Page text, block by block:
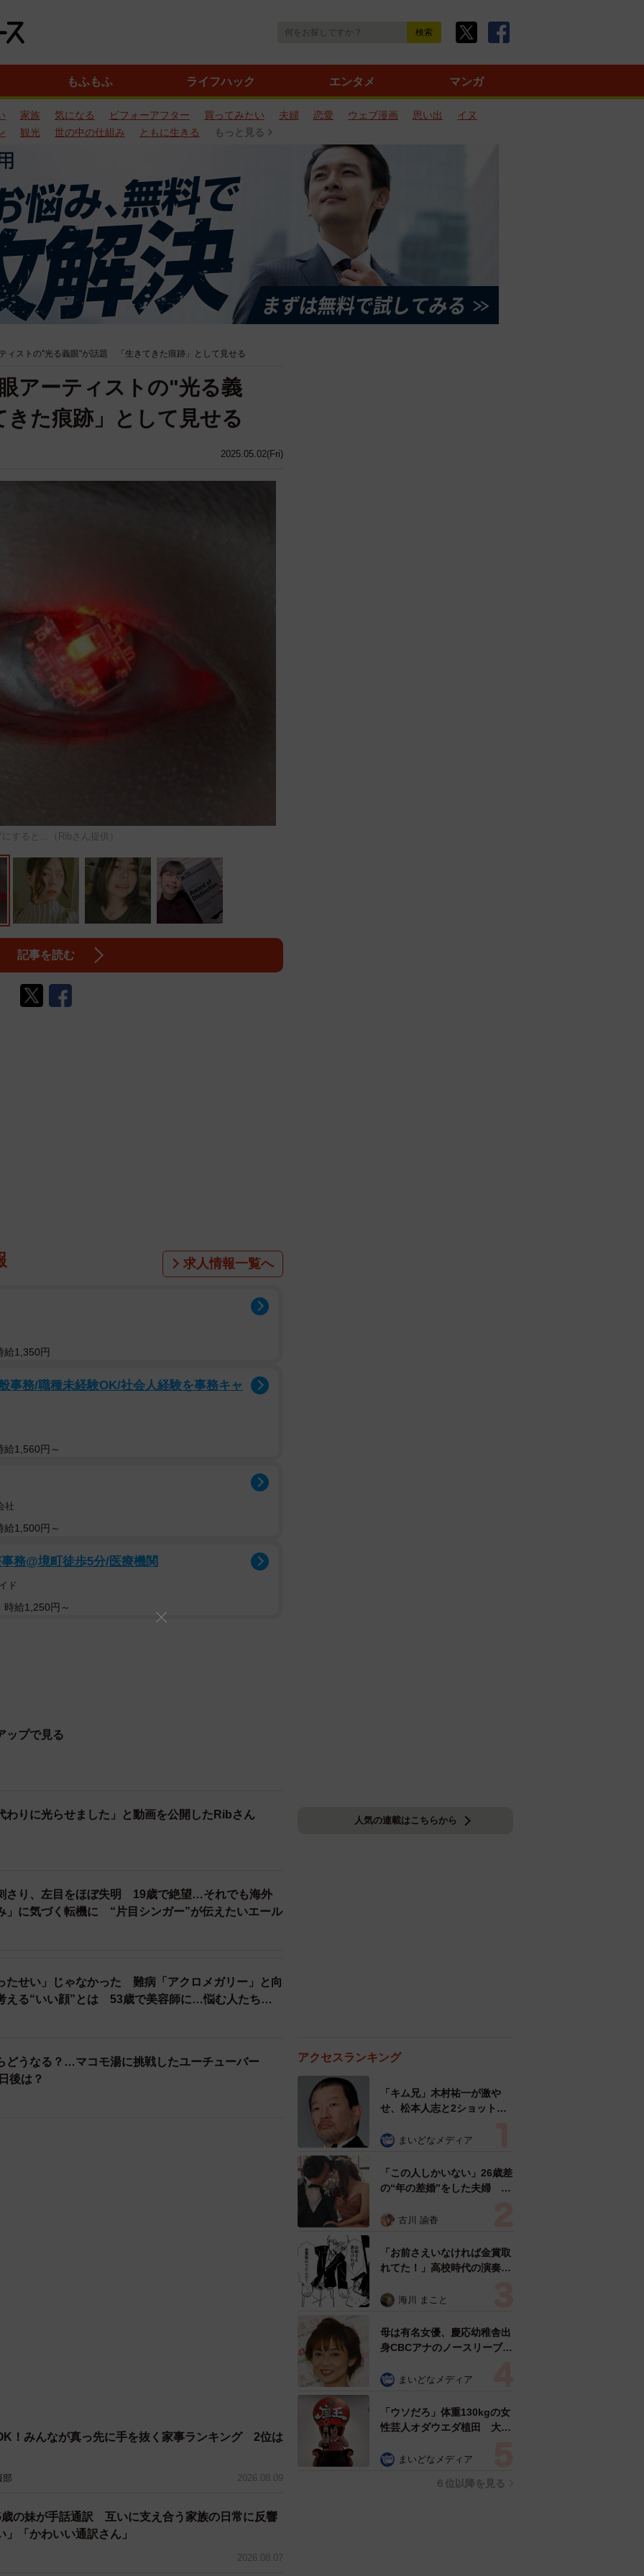
もふもふ ライフハック エンタメ マンガ
家族 気になる ビフォーアフター 買ってみたい 夫婦 恋愛 ウェブ漫画 思い出
イヌ
観光 世の中の仕組み ともに生きる もっと見る
ィストの"光る義眼"が話題 「生きてきた痕跡」として見せる
2025.05.02(Fri)
アーティストの"光る義
た痕跡」として見せる
すると…（Ribさん提供）
記事を読む
求人情報一覧へ
給1,350円
事務/職種未経験OK/社会人経験を事務キャ
給1,560円～
社
給1,500円～
務@境町徒歩5分/医療機関
ド
時給1,250円～
ップで見る
わりに光らせました」と動画を公開したRibさん
さり、左目をほぼ失明 19歳で絶望…それでも海外
」に気づく転機に “片目シンガー”が伝えたいエール
たせい」じゃなかった 難病「アクロメガリー」と向
える“いい顔”とは 53歳で美容師に…悩む人たちに
どうなる？…マコモ湯に挑戦したユーチューバー
後は？
！みんなが真っ先に手を抜く家事ランキング 2位は
部 2026.08.09
の妹が手話通訳 互いに支え合う家族の日常に反響
「かわいい通訳さん」
2026.08.07
人気の連載はこちらから
アクセスランキング
「キム兄」木村祐一が激や
せ、松本人志と2ショット
「テキヤの兄さん」
まいどなメディア
「この人しかいない」26歳差
の“年の差婚”をした夫婦 出
た？ 今の思いを聞いた
古川 諭香
「お前さえいなければ金賞取
れてた！」高校時代の演奏会
生は楽器修理職人に 10年後
ぬ申し出【漫画】
海川 まこと
母は有名女優、慶応幼稚舎出
身CBCアナのノースリーブ姿
る」「天使の笑顔」
まいどなメディア
「ウソだろ」体重130kgの女
性芸人オダウエダ植田 大学
で」 まいどなメディア
６位以降を見る